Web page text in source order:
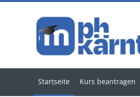
Startseite Kurs beantragen